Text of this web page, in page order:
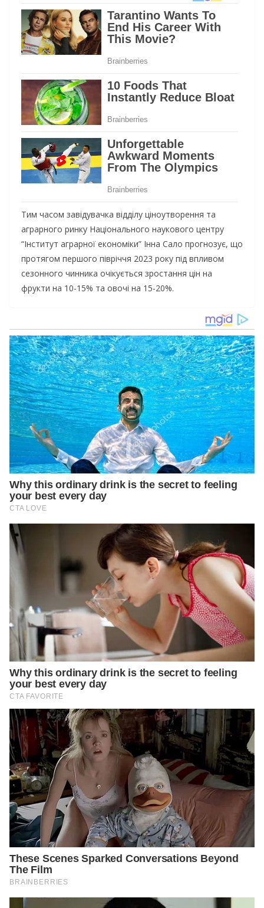
Тим часом завідувачка відділу ціноутворення та
аграрного ринку Національного наукового центру
“Інститут аграрної економіки” Інна Сало прогнозує, що
протягом першого півріччя 2023 року під впливом
сезонного чинника очікується зростання цін на
фрукти на 10-15% та овочі на 15-20%.